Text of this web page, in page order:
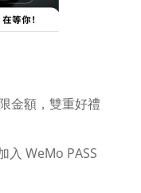
金額，雙重好禮
入 WeMo PASS